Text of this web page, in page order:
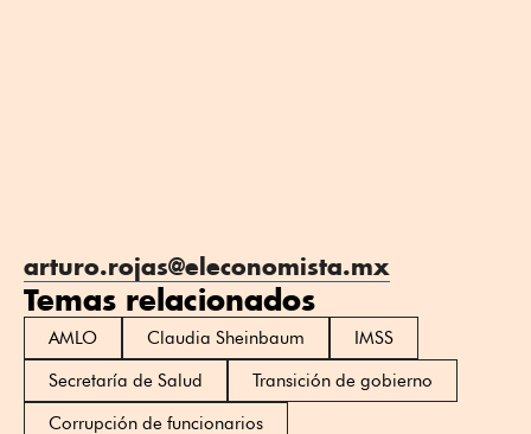
arturo.rojas@eleconomista.mx
Temas relacionados
AMLO Claudia Sheinbaum
IMSS
Secretaría de Salud
Transición de gobierno
Corrupción de funcionarios